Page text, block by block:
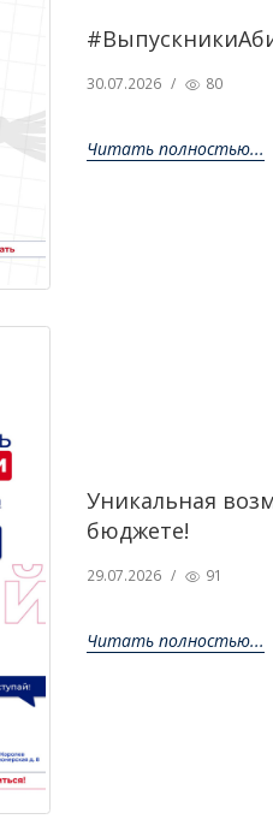
30.07.2026 / 80
Читать полностью...
Уникальная
бюджете!
29.07.2026 / 91
Читать полностью...